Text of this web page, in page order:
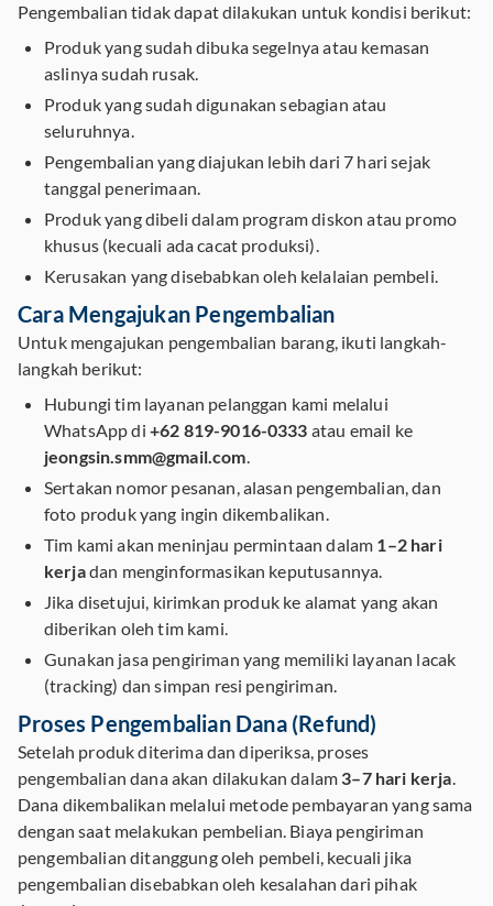
Pengembalian tidak dapat dilakukan untuk kondisi berikut:
Produk yang sudah dibuka segelnya atau kemasan
aslinya sudah rusak.
Produk yang sudah digunakan sebagian atau
seluruhnya.
Pengembalian yang diajukan lebih dari 7 hari sejak
tanggal penerimaan.
Produk yang dibeli dalam program diskon atau promo
khusus (kecuali ada cacat produksi).
Kerusakan yang disebabkan oleh kelalaian pembeli.
Cara Mengajukan Pengembalian
Untuk mengajukan pengembalian barang, ikuti langkah-
langkah berikut:
Hubungi tim layanan pelanggan kami melalui
WhatsApp di +62 819-9016-0333 atau email ke
jeongsin.smm@gmail.com.
Sertakan nomor pesanan, alasan pengembalian, dan
foto produk yang ingin dikembalikan.
Tim kami akan meninjau permintaan dalam 1–2 hari
kerjadan menginformasikan keputusannya.
Jika disetujui, kirimkan produk ke alamat yang akan
diberikan oleh tim kami.
Gunakan jasa pengiriman yang memiliki layanan lacak
(tracking) dan simpan resi pengiriman.
Proses Pengembalian Dana (Refund)
Setelah produk diterima dan diperiksa, proses
pengembalian dana akan dilakukan dalam 3–7 hari kerja.
Dana dikembalikan melalui metode pembayaran yang sama
dengan saat melakukan pembelian. Biaya pengiriman
pengembalian ditanggung oleh pembeli, kecuali jika
pengembalian disebabkan oleh kesalahan dari pihak